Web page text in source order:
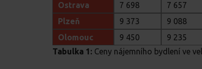
Ostrava
7 698 7 657
Plzeň
9 373 9 088
Olomouc
9 450 9 235
Tabulka 1: Ceny nájemního bydlení ve